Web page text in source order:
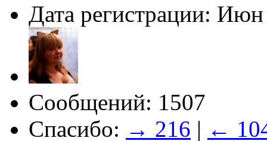
Дата регистрации:
Сообщений: 1507
Спасибо: → 216 | ←